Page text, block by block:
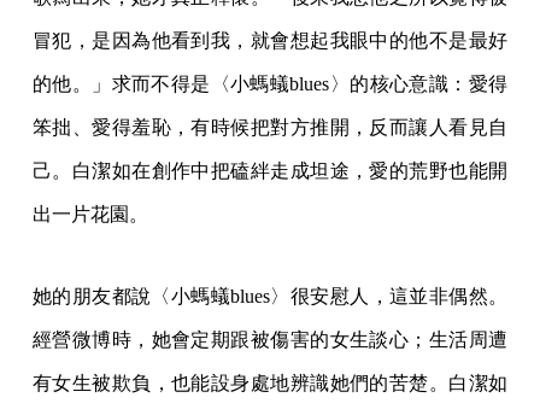
冒犯，是因為他看到我，就會想起我眼中的他不是最好
的他。」求而不得是〈小螞蟻blues〉的核心意識：愛得
笨拙、愛得羞恥，有時候把對方推開，反而讓人看見自
己。白潔如在創作中把磕絆走成坦途，愛的荒野也能開
出一片花園。
她的朋友都說〈小螞蟻blues〉很安慰人，這並非偶然。
經營微博時，她會定期跟被傷害的女生談心；生活周遭
有女生被欺負，也能設身處地辨識她們的苦楚。白潔如